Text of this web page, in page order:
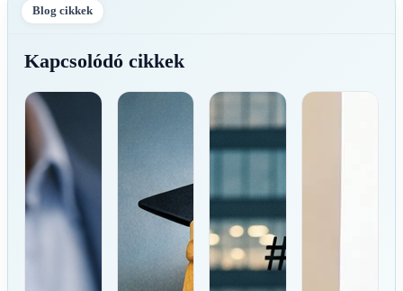
Blog cikkek
Kapcsolódó cikkek